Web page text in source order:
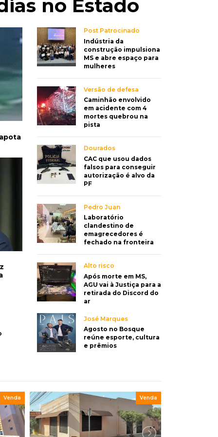
no Estado
mais
Luto na arquitetura
Morre aos 58 anos Luis Pedro
arquiteto dos projetos fora do
Post Patrocinado
Indústria da
construção impulsiona
MS e abre espaço para
mulheres
Versão de defesa
Caminhão envolvido
em acidente com 4
mortes quebrou na
pista
Dourados
CAC que usou dados
falsos para conseguir
autorização é alvo da
PF
Pedro Juan
Laboratório
clandestino de
emagrecedores é
fechado na fronteira
Alto risco
Após morte em MS,
AGU vai à Justiça para a
retirada do Discord do
ar
José Marques
Agosto no Bosque
reúne esporte, cultura
e prêmios
Venda Venda